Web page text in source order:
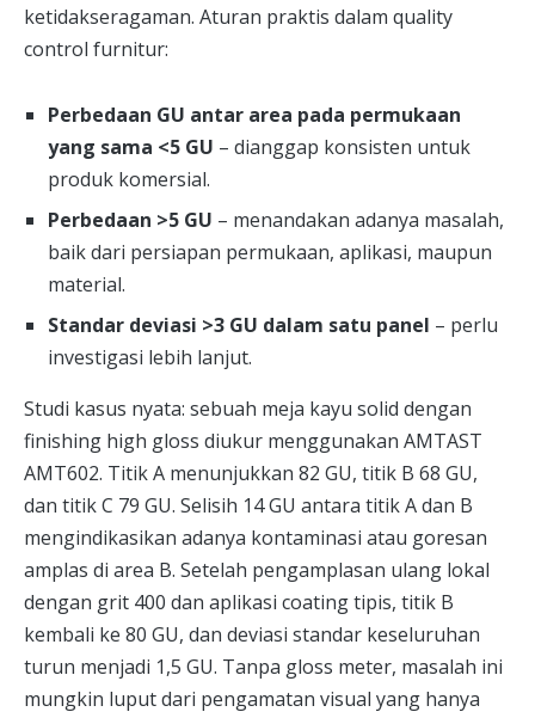
ketidakseragaman. Aturan praktis dalam quality
control furnitur:
Perbedaan GU antar area pada permukaan
yang sama <5 GU – dianggap konsisten untuk
produk komersial.
Perbedaan >5 GU – menandakan adanya masalah,
baik dari persiapan permukaan, aplikasi, maupun
material.
Standar deviasi >3 GU dalam satu panel – perlu
investigasi lebih lanjut.
Studi kasus nyata: sebuah meja kayu solid dengan
finishing high gloss diukur menggunakan AMTAST
AMT602. Titik A menunjukkan 82 GU, titik B 68 GU,
dan titik C 79 GU. Selisih 14 GU antara titik A dan B
mengindikasikan adanya kontaminasi atau goresan
amplas di area B. Setelah pengamplasan ulang lokal
dengan grit 400 dan aplikasi coating tipis, titik B
kembali ke 80 GU, dan deviasi standar keseluruhan
turun menjadi 1,5 GU. Tanpa gloss meter, masalah ini
mungkin luput dari pengamatan visual yang hanya